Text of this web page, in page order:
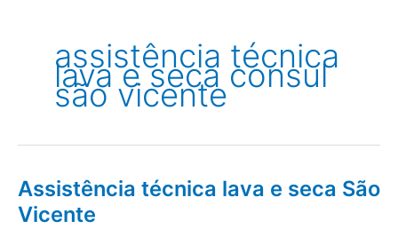
assistência técnica
lava e seca consul
são vicente
Assistência técnica lava e seca São
Vicente